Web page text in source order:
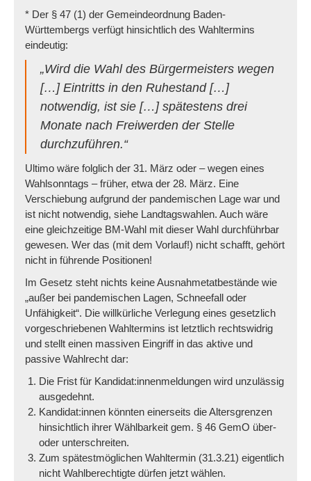
* Der § 47 (1) der Gemeindeordnung Baden-
Württembergs verfügt hinsichtlich des Wahltermins
eindeutig:
„Wird die Wahl des Bürgermeisters wegen
[…] Eintritts in den Ruhestand […]
notwendig, ist sie […] spätestens drei
Monate nach Freiwerden der Stelle
durchzuführen.“
Ultimo wäre folglich der 31. März oder – wegen eines
Wahlsonntags – früher, etwa der 28. März. Eine
Verschiebung aufgrund der pandemischen Lage war und
ist nicht notwendig, siehe Landtagswahlen. Auch wäre
eine gleichzeitige BM-Wahl mit dieser Wahl durchführbar
gewesen. Wer das (mit dem Vorlauf!) nicht schafft, gehört
nicht in führende Positionen!
Im Gesetz steht nichts keine Ausnahmetatbestände wie
„außer bei pandemischen Lagen, Schneefall oder
Unfähigkeit“. Die willkürliche Verlegung eines gesetzlich
vorgeschriebenen Wahltermins ist letztlich rechtswidrig
und stellt einen massiven Eingriff in das aktive und
passive Wahlrecht dar:
Die Frist für Kandidat:innenmeldungen wird unzulässig
ausgedehnt.
Kandidat:innen könnten einerseits die Altersgrenzen
hinsichtlich ihrer Wählbarkeit gem. § 46 GemO über-
oder unterschreiten.
Zum spätestmöglichen Wahltermin (31.3.21) eigentlich
nicht Wahlberechtigte dürfen jetzt wählen.